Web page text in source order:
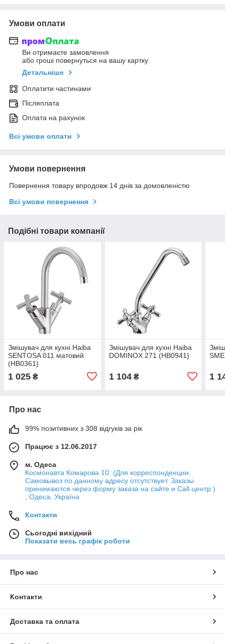
Умови оплати
Ви отримаєте замовлення
або гроші повернуться на вашу картку
Детальніше
Оплатити частинами
Післяплата
Оплата на рахунок
Всі умови оплати
Умови повернення
Повернення товару впродовж 14 днів за домовленістю
Всі умови повернення
Подібні товари компанії
Змішувач для кухні Haiba
SENTOSA 011 матовий
(HB0361)
1 025 ₴
Змішувач для кухні Haiba
DOMINOX 271 (HB0941)
1 104₴ 1
Про нас
99% позитивних з 308 відгуків за рік
Працює з 12.06.2017
м. Одеса
Космонавта Комарова 10, (Для корреспонденции.
Самовывоз по данному адресу отсутствует. Заказы
принимаются через форму заказа на сайте и Call-центр.)
, Одеса, Україна
Контакти
Сьогодні вихідний
Показати весь графік роботи
Про нас
Контакти
Доставка та оплата